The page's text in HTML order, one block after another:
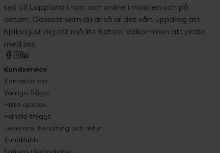
syd till Lappland i norr, och online i mobilen och på
datorn. Oavsett vem du är så är det vårt uppdrag att
hjälpa just dig att må lite bättre. Välkommen att prata
med oss.
Kundservice
Kontakta oss
Vanliga frågor
Hitta apotek
Handla tryggt
Leverans, betalning och retur
Kundklubb
Sajtens tillgänglighet